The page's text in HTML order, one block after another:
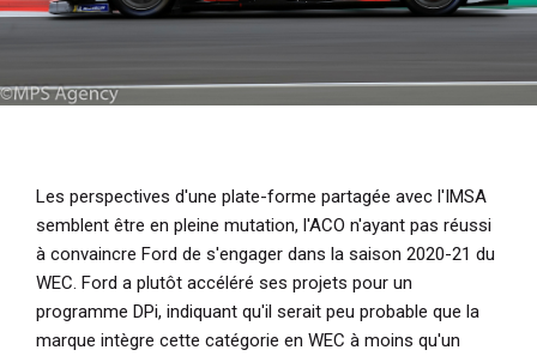
Les perspectives d'une plate-forme partagée avec l'IMSA
semblent être en pleine mutation, l'ACO n'ayant pas réussi
à convaincre Ford de s'engager dans la saison 2020-21 du
WEC. Ford a plutôt accéléré ses projets pour un
programme DPi, indiquant qu'il serait peu probable que la
marque intègre cette catégorie en WEC à moins qu'un